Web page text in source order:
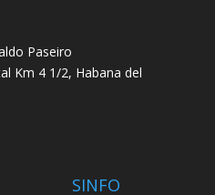
Paseiro
Km 4 1/2, Habana del
SINFO